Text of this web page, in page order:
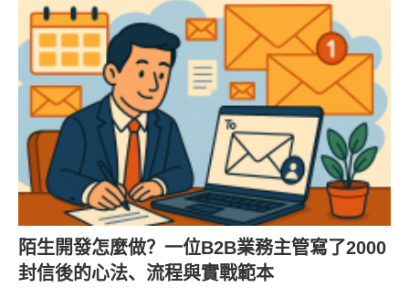
陌生開發怎麼做？一位B2B業務主管寫了2000
封信後的心法、流程與實戰範本